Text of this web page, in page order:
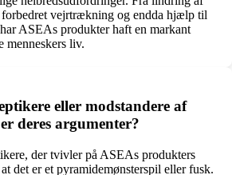
vejrtrækning og endda hjælp til
ASEAs produkter haft en markant
menneskers liv.
eller modstandere af
deres argumenter?
der tvivler på ASEAs produkters
det er et pyramidemønsterspil eller fusk.